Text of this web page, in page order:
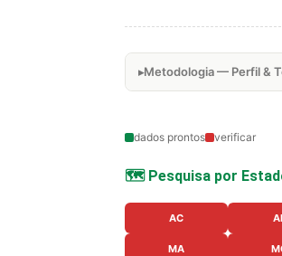
Metodologia — Perfil &
dados prontos verificar
🗺️ Pesquisa por
AC
MA